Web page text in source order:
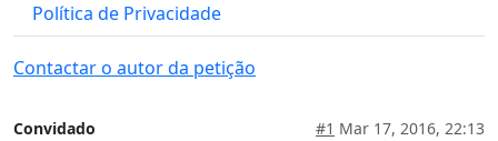
Política de Privacidade
Contactar o autor da petição
Convidado #1 Mar 17, 2016, 22:13